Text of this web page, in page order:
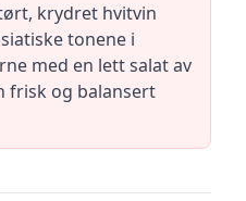
krydret hvitvin
tonene i
med en lett salat av
frisk og balansert